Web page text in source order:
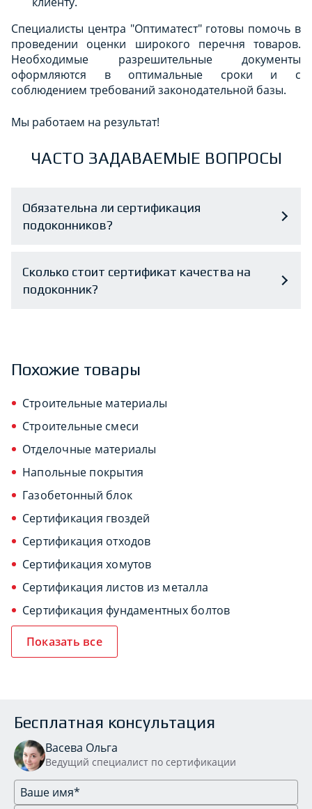
Специалисты центра "Оптиматест" готовы помочь в
проведении оценки широкого перечня товаров.
Необходимые разрешительные документы
оформляются в оптимальные сроки и с
соблюдением требований законодательной базы.
Мы работаем на результат!
ЧАСТО ЗАДАВАЕМЫЕ ВОПРОСЫ
Обязательна ли сертификация
подоконников?
Сколько стоит сертификат качества на
подоконник?
Похожие товары
Строительные материалы
Строительные смеси
Отделочные материалы
Напольные покрытия
Газобетонный блок
Сертификация гвоздей
Сертификация отходов
Сертификация хомутов
Сертификация листов из металла
Сертификация фундаментных болтов
Показать все
Бесплатная консультация
Васева Ольга
Ведущий специалист по сертификации